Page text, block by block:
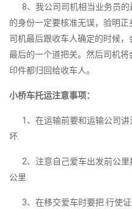
8、我公司司机相当业务员的
的身份一定要核准无误，验明
司机最后跟收车人确定的时候
最后的一个道把关。然后司机
印件都归回给收车人。
小桥车托运注意事项：
1、在运输前要和运输公司讲
坏.
2、注意自己爱车出发前公里
公里.
3、在移交爱车时要把.行使证